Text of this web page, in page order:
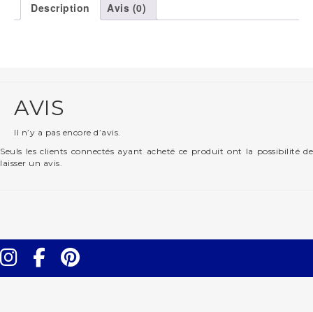
Description Avis (0)
AVIS
Il n’y a pas encore d’avis.
Seuls les clients connectés ayant acheté ce produit ont la possibilité de
laisser un avis.
InstagramFacebookPinterest